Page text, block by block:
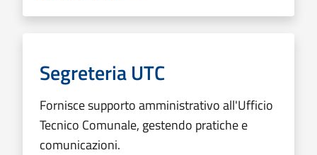
Segreteria UTC
Fornisce supporto amministrativo all'Ufficio
Tecnico Comunale, gestendo pratiche e
comunicazioni.